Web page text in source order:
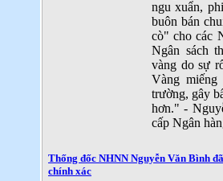
ngu xuẩn,
buôn bán
cò" cho các
Ngân sách
vàng do sự
Vàng
trường, gây
hơn." -
cấp Ngân
Thống đốc NHNN Nguyễn Văn Bình
chính xác